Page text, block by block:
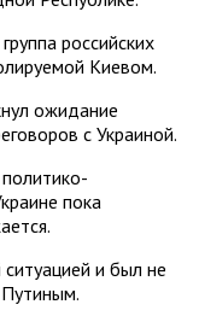
российских
Киевом.
ожидание
с Украиной.
пока
и был не